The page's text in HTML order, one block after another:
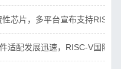
芯片，多平台宣布支持RISC-
适配发展迅速，RISC-V国际